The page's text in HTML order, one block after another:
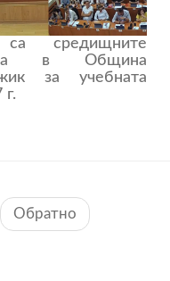
средищните
в Община
за учебната
Обратно